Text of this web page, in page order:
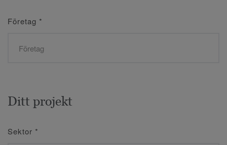
Företag *
Ditt projekt
Sektor *